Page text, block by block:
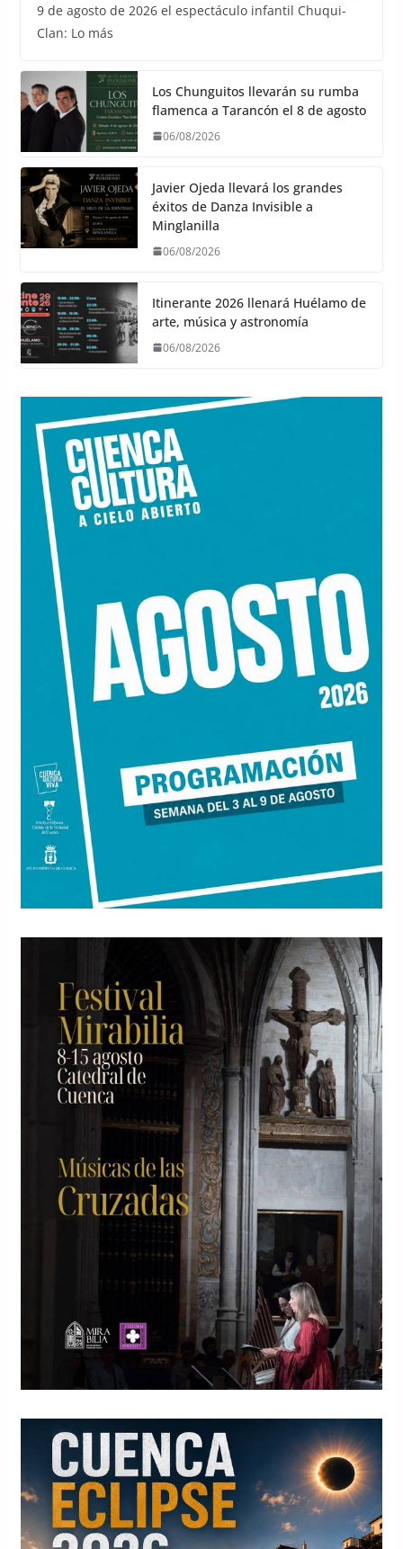
9 de agosto de 2026 el espectáculo infantil Chuqui-
Clan: Lo más
Los Chunguitos llevarán su rumba
flamenca a Tarancón el 8 de agosto
06/08/2026
Javier Ojeda llevará los grandes
éxitos de Danza Invisible a
Minglanilla
06/08/2026
Itinerante 2026 llenará Huélamo de
arte, música y astronomía
06/08/2026